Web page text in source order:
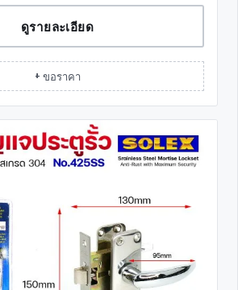
ดูรายละเอียด
+ ขอราคา